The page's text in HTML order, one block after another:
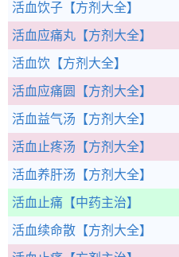
活血饮子 【方剂大全】
活血应痛丸 【方剂大全】
活血饮 【方剂大全】
活血应痛圆 【方剂大全】
活血益气汤 【方剂大全】
活血止疼汤 【方剂大全】
活血养肝汤 【方剂大全】
活血止痛 【中药主治】
活血续命散 【方剂大全】